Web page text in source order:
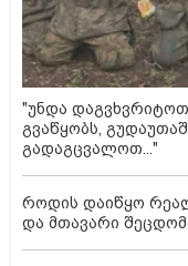
"უნდა
გვაწყობს,
გადაგცვალოთ..."
როდის დაიწყო
და მთავარი